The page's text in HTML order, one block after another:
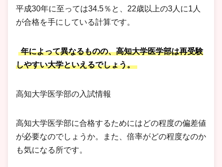
平成30年に至っては34.5％と、22歳以上の3人に1人
が合格を手にしている計算です。
年によって異なるものの、高知大学医学部は再受験
しやすい大学といえるでしょう。
高知大学医学部の入試情報
高知大学医学部に合格するためにはどの程度の偏差値
が必要なのでしょうか。また、倍率がどの程度なのか
も気になる所です。